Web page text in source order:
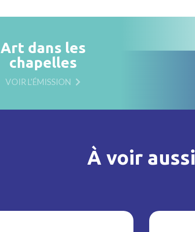
Art dans les
chapelles
VOIR L'ÉMISSION
À voir aussi